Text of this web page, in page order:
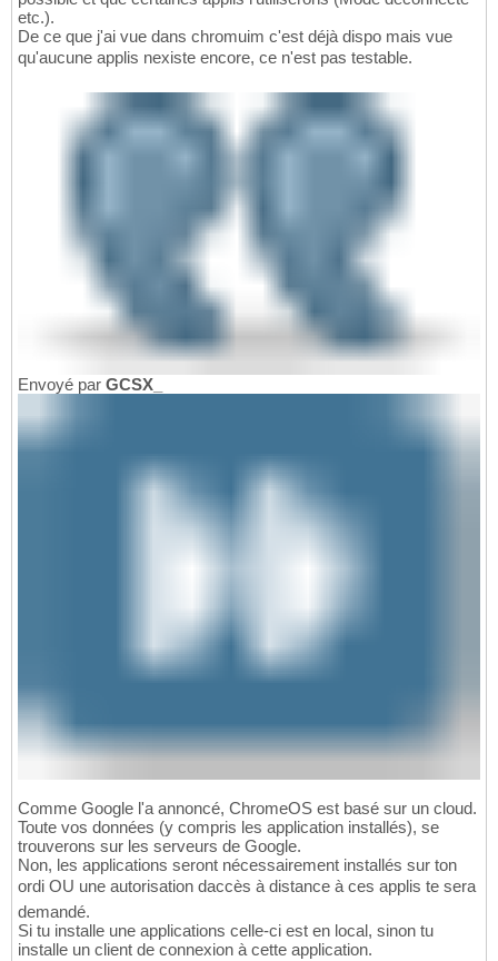
etc.).
De ce que j'ai vue dans chromuim c'est déjà dispo mais vue
qu'aucune applis nexiste encore, ce n'est pas testable.
Envoyé par GCSX_
Comme Google l'a annoncé, ChromeOS est basé sur un cloud.
Toute vos données (y compris les application installés), se
trouverons sur les serveurs de Google.
Non, les applications seront nécessairement installés sur ton
ordi OU une autorisation daccès à distance à ces applis te sera
demandé.
Si tu installe une applications celle-ci est en local, sinon tu
installe un client de connexion à cette application.